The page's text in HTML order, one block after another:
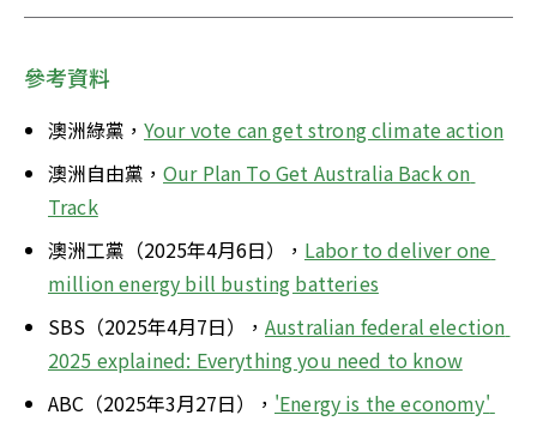
參考資料
澳洲綠黨， Your vote can get strong climate action
澳洲自由黨， Our Plan To Get Australia Back on
Track
澳洲工黨（2025年4月6日）， Labor to deliver one
million energy bill busting batteries
SBS（2025年4月7日）， Australian federal election
2025 explained: Everything you need to know
ABC（2025年3月27日）， 'Energy is the economy'